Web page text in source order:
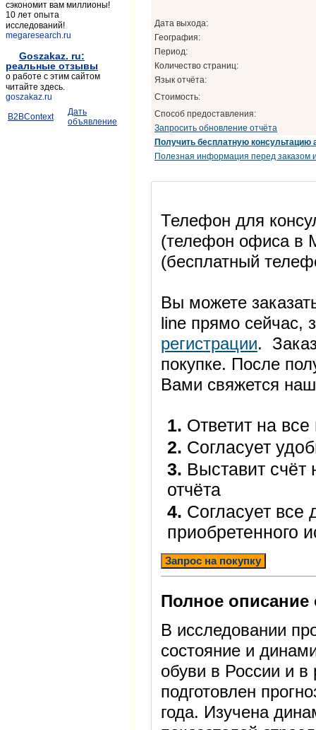
Дата выхода:
География:
Период:
Количество страниц:
Язык отчёта:
Стоимость:
Способ предоставления:
Запросить обновление отчёта
Получить бесплатную консультацию
Полезная информация перед заказом
Телефон для
(телефон офиса в
(бесплатный
Вы можете
line прямо
регистрации.
покупке. После
Вами свяжется
1. Ответит на
2. Согласует
3. Выставит счёт
отчёта
4. Согласует все
приобретенного
Запрос на покупку
Полное описание
В исследовании
состояние и
обуви в России и в
подготовлен
года. Изучена
сэкономит вам миллионы!
10 лет опыта
исследований!
megaresearch.ru
Goszakaz. ru:
реальные отзывы
о работе с этим сайтом
читайте здесь.
goszakaz.ru
B2BContext
Дать
объявление